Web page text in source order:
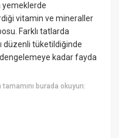
yemeklerde
vitamin ve mineraller
Farklı tatlarda
düzenli tüketildiğinde
kadar fayda
tamamını burada okuyun: